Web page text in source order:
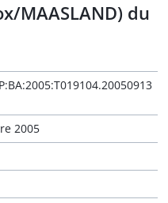
MAASLAND) du
2005